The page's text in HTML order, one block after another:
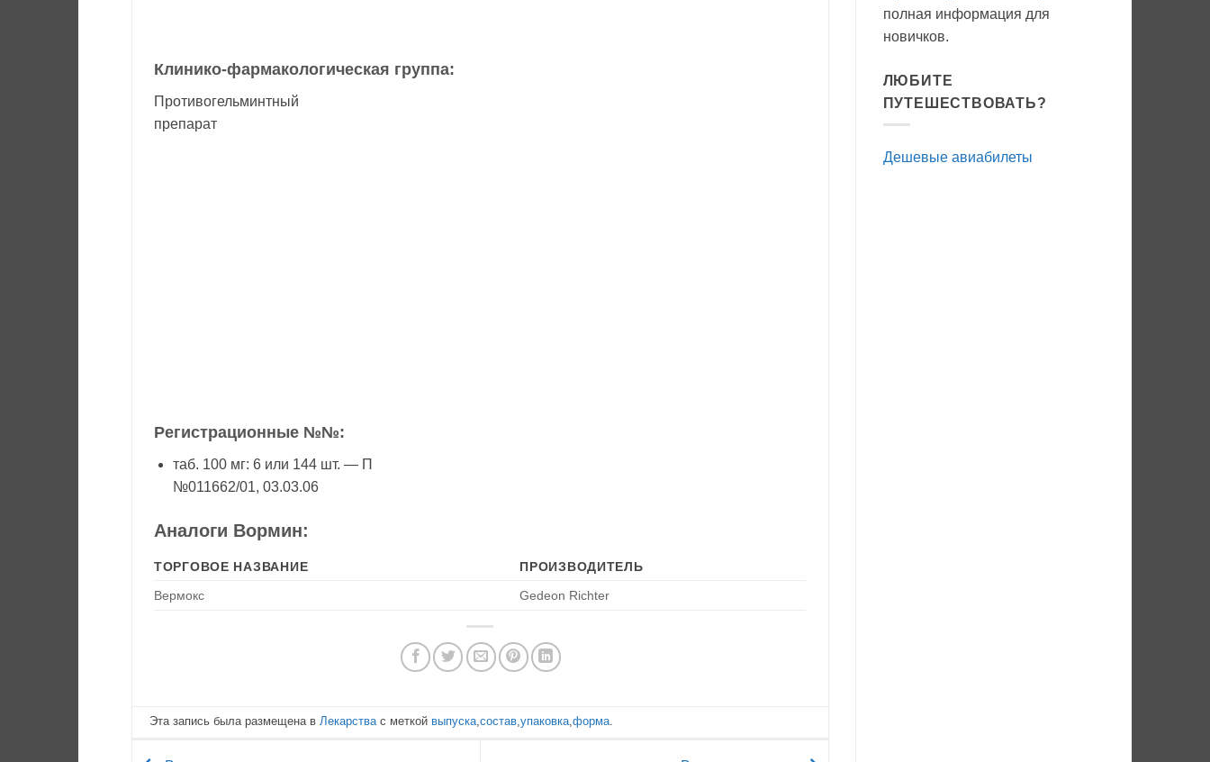
Клинико-фармакологическая группа:
Противогельминтный
препарат
Регистрационные №№:
таб. 100 мг: 6 или 144 шт. — П
№011662/01, 03.03.06
Аналоги Вормин:
ТОРГОВОЕ НАЗВАНИЕ
ПРОИЗВОДИТЕЛЬ
Вермокс
Gedeon Richter
Эта запись была размещена в Лекарства с меткой выпуска ,состав ,упаковка ,форма
полная информация для
новичков.
ЛЮБИТЕ
ПУТЕШЕСТВОВАТЬ?
Дешевые авиабилеты